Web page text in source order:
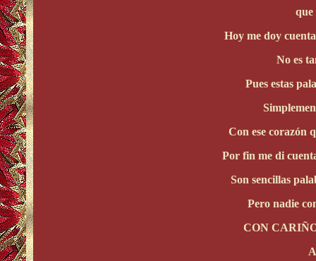
que
Hoy me doy
No es
Pues estas
Con ese corazón
Por fin me di
Son sencillas
Pero nadie
CON